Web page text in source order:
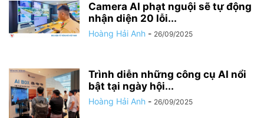
Camera AI phạt nguội sẽ tự động
nhận diện 20 lỗi...
Hoàng Hải Anh - 26/09/2025
Trình diễn những công cụ AI nổi
bật tại ngày hội...
Hoàng Hải Anh - 26/09/2025